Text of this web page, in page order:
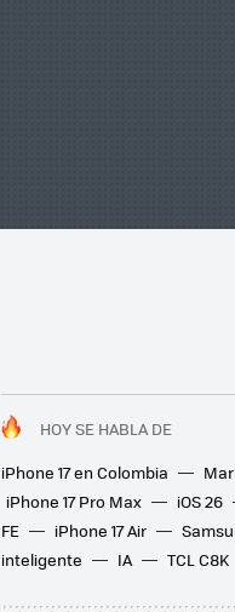
HOY SE HABLA DE
iPhone 17 en Colombia
iPhone 17 Pro Max
iOS 26
FE
iPhone 17 Air
inteligente
IA TCL C8K